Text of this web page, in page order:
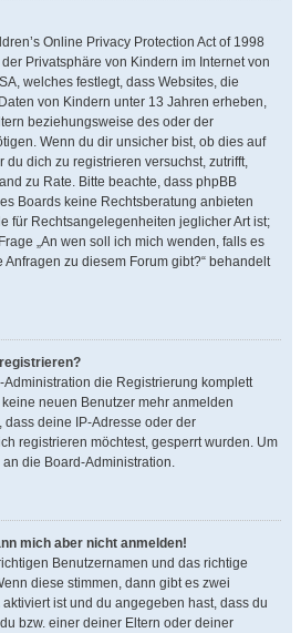
Online Privacy Protection Act of 1998
Privatsphäre von Kindern im Internet von
welches festlegt, dass Websites, die
von Kindern unter 13 Jahren erheben,
beziehungsweise des oder der
Wenn du dir unsicher bist, ob dies auf
du dich zu registrieren versuchst, zutrifft,
zu Rate. Bitte beachte, dass phpBB
Boards keine Rechtsberatung anbieten
für Rechtsangelegenheiten jeglicher Art ist;
„An wen soll ich mich wenden, falls es
zu diesem Forum gibt?“ behandelt
Administration die Registrierung komplett
neuen Benutzer mehr anmelden
dass deine IP-Adresse oder der
registrieren möchtest, gesperrt wurden. Um
die Board-Administration.
mich aber nicht anmelden!
Benutzernamen und das richtige
diese stimmen, dann gibt es zwei
aktiviert ist und du angegeben hast, dass du
bzw. einer deiner Eltern oder deiner